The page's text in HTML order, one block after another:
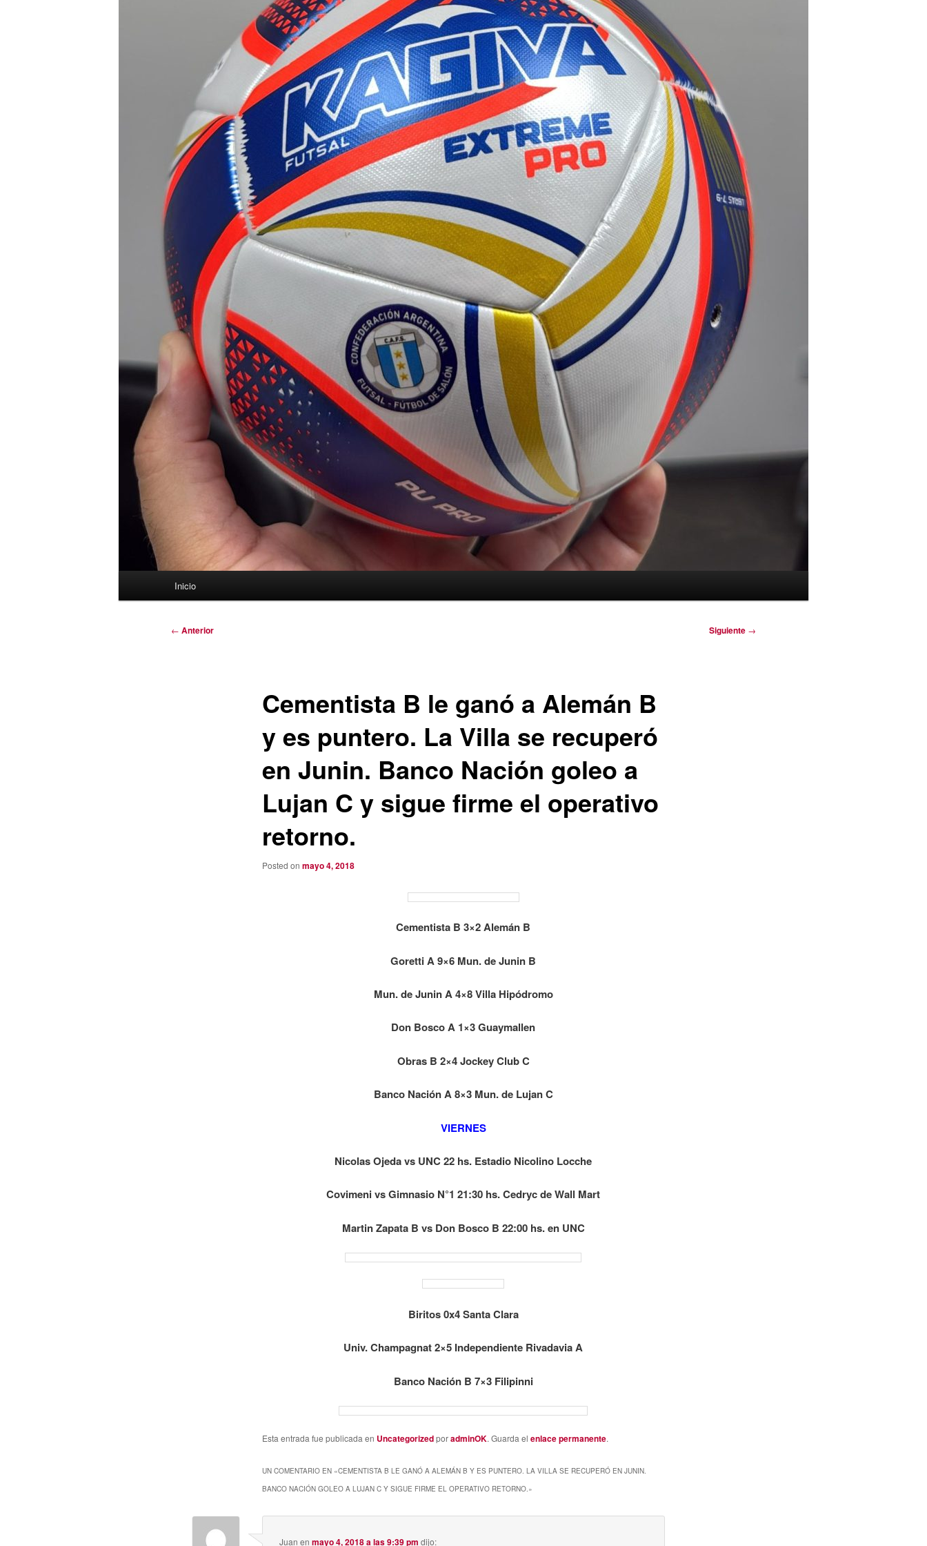
Inicio
Navegación
← Anterior Siguiente →
Cementista B le ganó a Alemán B
y es puntero. La Villa se recuperó
en Junin. Banco Nación goleo a
Lujan C y sigue firme el operativo
retorno.
Posted on mayo 4, 2018
Cementista B 3×2 Alemán B
Goretti A 9×6 Mun. de Junin B
Mun. de Junin A 4×8 Villa Hipódromo
Don Bosco A 1×3 Guaymallen
Obras B 2×4 Jockey Club C
Banco Nación A 8×3 Mun. de Lujan C
VIERNES
Nicolas Ojeda vs UNC 22 hs. Estadio Nicolino Locche
Covimeni vs Gimnasio N°1 21:30 hs. Cedryc de Wall Mart
Martin Zapata B vs Don Bosco B 22:00 hs. en UNC
Biritos 0x4 Santa Clara
Univ. Champagnat 2×5 Independiente Rivadavia A
Banco Nación B 7×3 Filipinni
Esta entrada fue publicada en UncategorizedporadminOK. Guarda el enlace permanente.
UN COMENTARIO EN «CEMENTISTA B LE GANÓ A ALEMÁN B Y ES PUNTERO. LA VILLA SE RECUPERÓ EN JUNIN.
BANCO NACIÓN GOLEO A LUJAN C Y SIGUE FIRME EL OPERATIVO RETORNO. »
Juan enmayo 4, 2018 a las 9:39 pm dijo: